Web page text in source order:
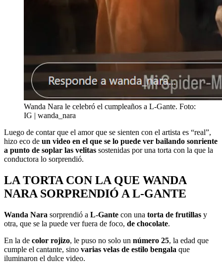
Wanda Nara le celebró el cumpleaños a L-Gante. Foto:
IG | wanda_nara
Luego de contar que el amor que se sienten con el artista es “real”,
hizo eco de un video en el que se lo puede ver bailando sonriente
a punto de soplar las velitas sostenidas por una torta con la que la
conductora lo sorprendió.
LA TORTA CON LA QUE WANDA
NARA SORPRENDIÓ A L-GANTE
Wanda Nara sorprendió a L-Gante con una torta de frutillas y
otra, que se la puede ver fuera de foco, de chocolate.
En la de color rojizo, le puso no solo un número 25, la edad que
cumple el cantante, sino varias velas de estilo bengala que
iluminaron el dulce video.